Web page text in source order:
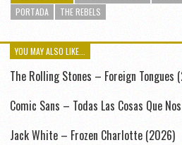
PORTADA
THE REBELS
YOU MAY ALSO LIKE...
The Rolling Stones – Foreign Tongues
Comic Sans – Todas Las Cosas Que
Jack White – Frozen Charlotte (2026)